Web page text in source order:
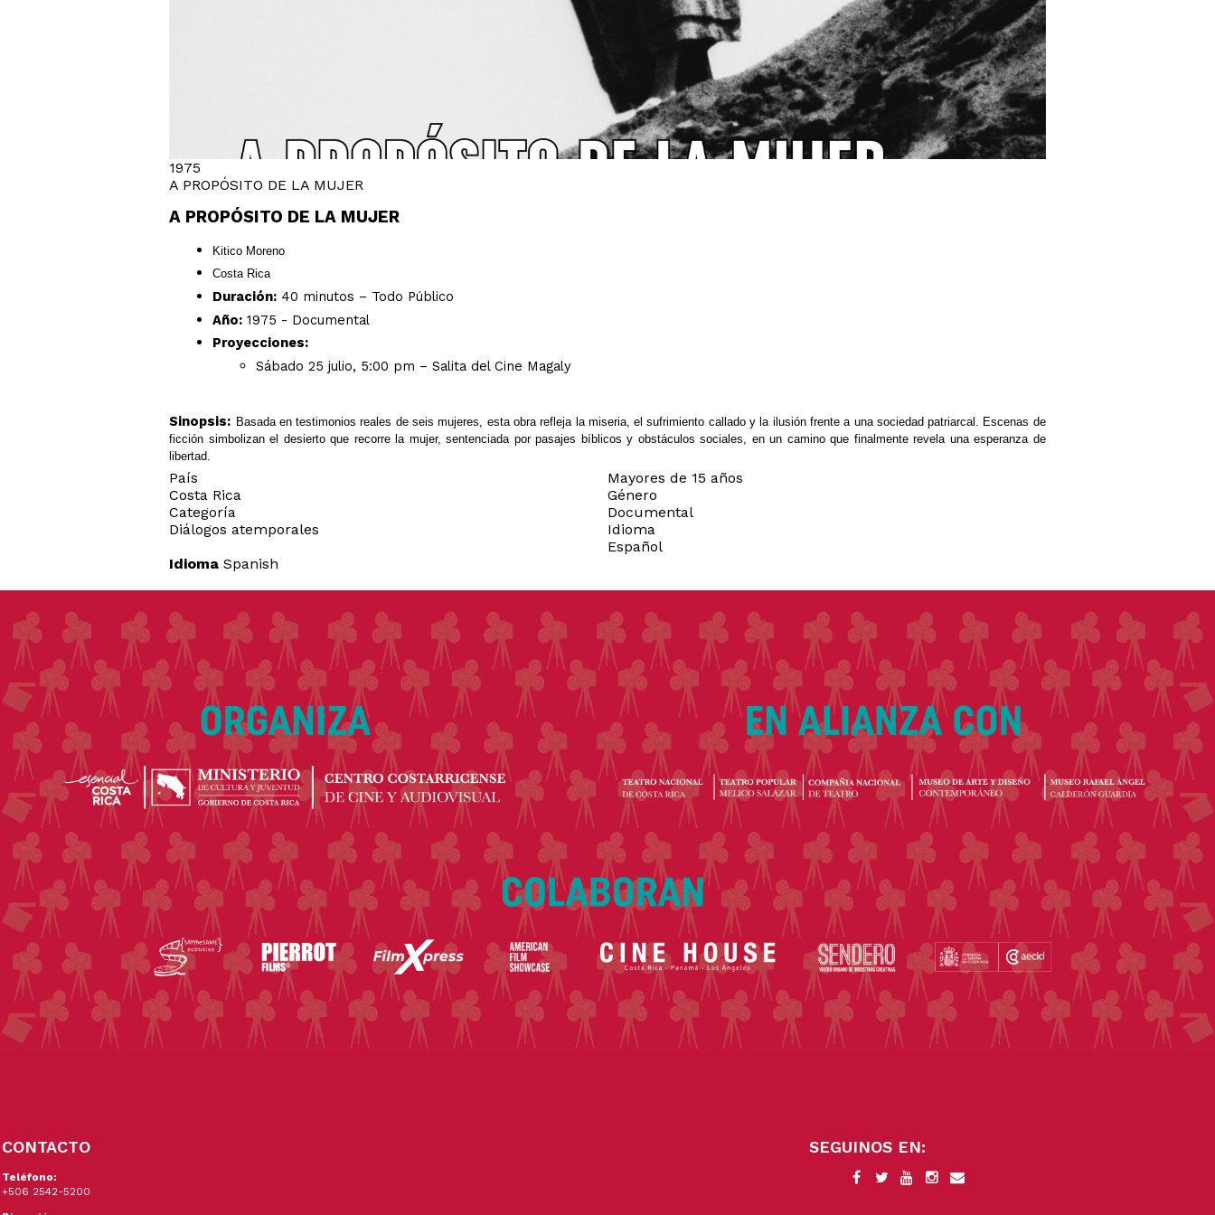
1975
A PROPÓSITO DE LA MUJER
A PROPÓSITO DE LA MUJER
Kitico Moreno
Costa Rica
Duración: 40 minutos – Todo Público
Año: 1975 - Documental
Proyecciones:
Sábado 25 julio, 5:00 pm – Salita del Cine Magaly
Sinopsis: Basada en testimonios reales de seis mujeres, esta obra refleja la miseria, el sufrimiento callado y la ilusión frente a una sociedad patriarcal. Escenas de
ficción simbolizan el desierto que recorre la mujer, sentenciada por pasajes bíblicos y obstáculos sociales, en un camino que finalmente revela una esperanza de
libertad.
País
Costa Rica
Categoría
Diálogos atemporales
Mayores de 15 años
Género
Documental
Idioma
Español
Idioma Spanish
CONTACTO
Teléfono:
+506 2542-5200
SEGUINOS EN: